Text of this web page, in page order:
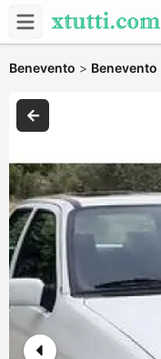
Benevento > Benevento